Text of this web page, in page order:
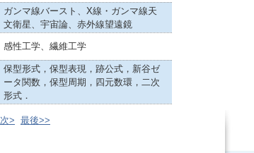
ガンマ線バースト、X線・ガンマ線天
文衛星、宇宙論、赤外線望遠鏡
感性工学、繊維工学
保型形式，保型表現，跡公式，新谷ゼ
ータ関数，保型周期，四元数環，二次
形式．
次> 最後>>